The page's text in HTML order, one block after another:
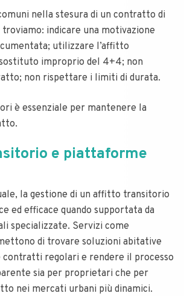
nella stesura di un contratto di
indicare una motivazione
utilizzare l’affitto
improprio del 4+4; non
non rispettare i limiti di durata.
è essenziale per mantenere la
e piattaforme
la gestione di un affitto transitorio
ed efficace quando supportata da
specializzate. Servizi come
di trovare soluzioni abitative
regolari e rendere il processo
sia per proprietari che per
nei mercati urbani più dinamici.